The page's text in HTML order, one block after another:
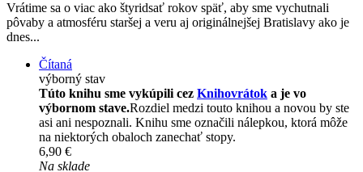
Vrátime sa o viac ako štyridsať rokov späť, aby sme vychutnali
pôvaby a atmosféru staršej a veru aj originálnejšej Bratislavy ako je
dnes...
Čítaná
výborný stav
Túto knihu sme vykúpili cez Knihovrátok a je vo
výbornom stave.Rozdiel medzi touto knihou a novou by ste
asi ani nespoznali. Knihu sme označili nálepkou, ktorá môže
na niektorých obaloch zanechať stopy.
6,90 €
Na sklade